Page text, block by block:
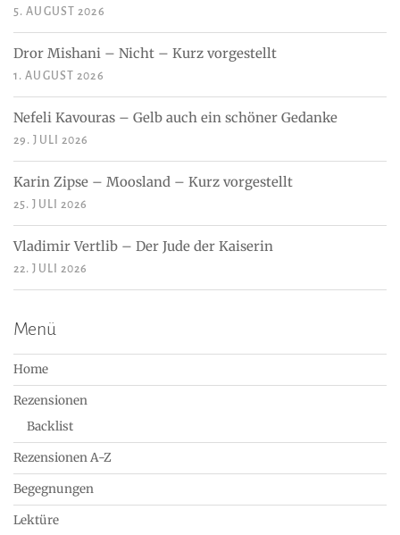
5. AUGUST 2026
Dror Mishani – Nicht – Kurz vorgestellt
1. AUGUST 2026
Nefeli Kavouras – Gelb auch ein schöner Gedanke
29. JULI 2026
Karin Zipse – Moosland – Kurz vorgestellt
25. JULI 2026
Vladimir Vertlib – Der Jude der Kaiserin
22. JULI 2026
Menü
Home
Rezensionen
Backlist
Rezensionen A-Z
Begegnungen
Lektüre